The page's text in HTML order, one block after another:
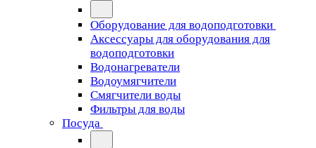
Оборудование для водоподготовки
Аксессуары для оборудования для
водоподготовки
Водонагреватели
Водоумягчители
Смягчители воды
Фильтры для воды
Посуда